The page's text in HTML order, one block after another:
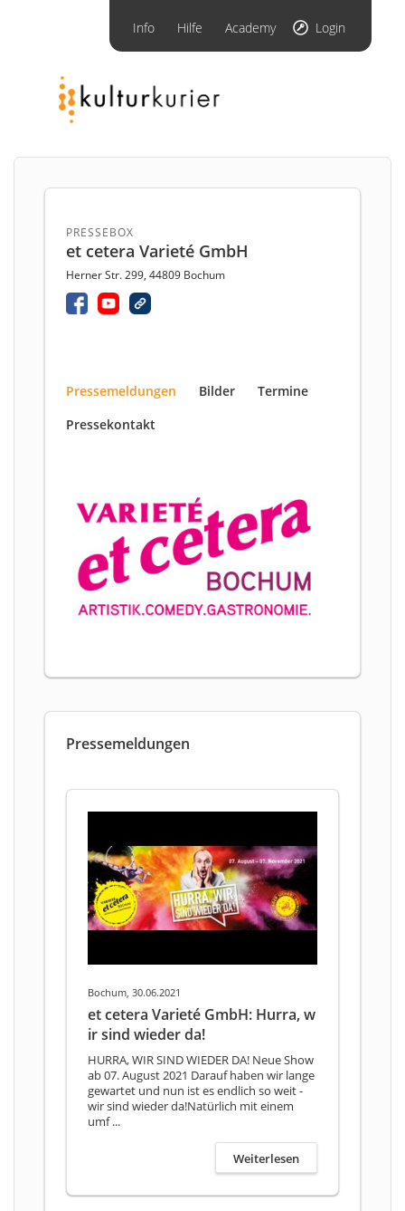
Info Hilfe Academy Login
PRESSEBOX
et cetera Varieté GmbH
Herner Str. 299, 44809 Bochum
Pressemeldungen Bilder
Termine
Pressekontakt
Pressemeldungen
Bochum, 30.06.2021
et cetera Varieté GmbH: Hurra, w
ir sind wieder da!
HURRA, WIR SIND WIEDER DA! Neue Show
ab 07. August 2021 Darauf haben wir lange
gewartet und nun ist es endlich so weit -
wir sind wieder da!Natürlich mit einem
umf ...
Weiterlesen